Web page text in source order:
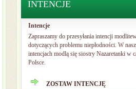
INTENCJE
Intencje
Zapraszamy do przesyłania intencji
dotyczących problemu niepłodności. W
intencjach modlą się siostry Nazaretanki w
Polsce.
ZOSTAW INTENCJĘ